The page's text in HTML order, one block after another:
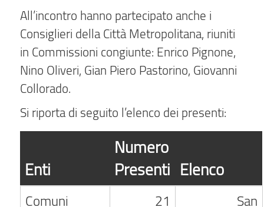
All’incontro hanno partecipato anche i
Consiglieri della Città Metropolitana, riuniti
in Commissioni congiunte: Enrico Pignone,
Nino Oliveri, Gian Piero Pastorino, Giovanni
Collorado.
Si riporta di seguito l’elenco dei presenti:
Enti
Numero
Presenti Elenco
Comuni 21
San